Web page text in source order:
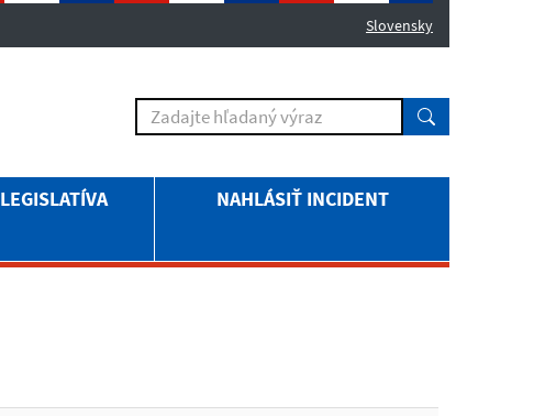
Slovensky
LEGISLATÍVA NAHLÁSIŤ INCIDENT